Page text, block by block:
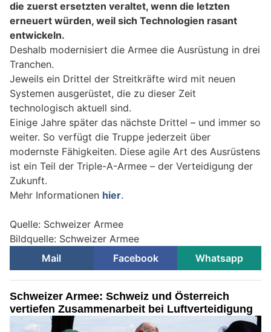
die zuerst ersetzten veraltet, wenn die letzten
erneuert würden, weil sich Technologien rasant
entwickeln.
Deshalb modernisiert die Armee die Ausrüstung in drei
Tranchen.
Jeweils ein Drittel der Streitkräfte wird mit neuen
Systemen ausgerüstet, die zu dieser Zeit
technologisch aktuell sind.
Einige Jahre später das nächste Drittel – und immer so
weiter. So verfügt die Truppe jederzeit über
modernste Fähigkeiten. Diese agile Art des Ausrüstens
ist ein Teil der Triple-A-Armee – der Verteidigung der
Zukunft.
Mehr Informationen hier.
Quelle: Schweizer Armee
Bildquelle: Schweizer Armee
Mail
Facebook Whatsapp
Schweizer Armee: Schweiz und Österreich
vertiefen Zusammenarbeit bei Luftverteidigung